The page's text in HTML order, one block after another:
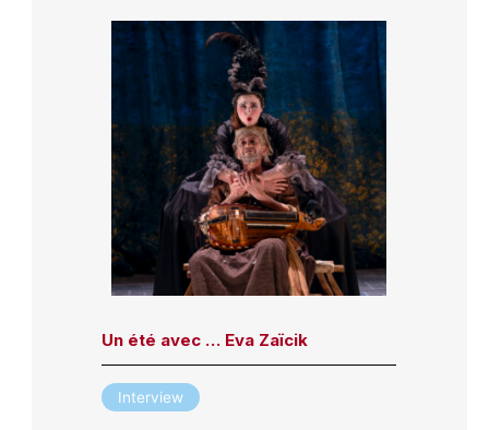
Un été avec … Eva Zaïcik
Interview